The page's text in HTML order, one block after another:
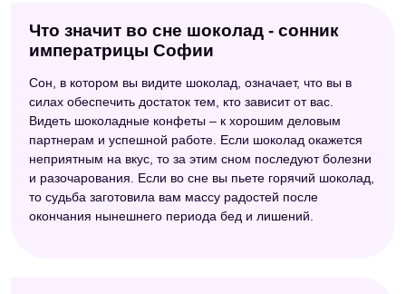
Что значит во сне шоколад - сонник
императрицы Софии
Сон, в котором вы видите шоколад, означает, что вы в
силах обеспечить достаток тем, кто зависит от вас.
Видеть шоколадные конфеты – к хорошим деловым
партнерам и успешной работе. Если шоколад окажется
неприятным на вкус, то за этим сном последуют болезни
и разочарования. Если во сне вы пьете горячий шоколад,
то судьба заготовила вам массу радостей после
окончания нынешнего периода бед и лишений.